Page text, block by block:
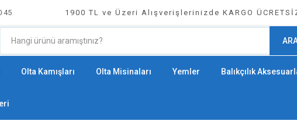
45 1900 TL ve Üzeri Alışverişlerinizde KARGO
Olta Kamışları Olta Misinaları Yemler Balıkçılık